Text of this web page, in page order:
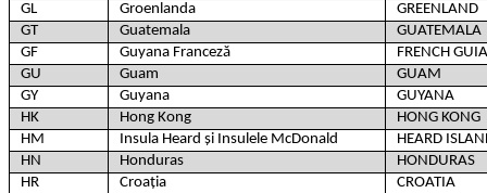
GL
Groenlanda
GREENLAND
GT
Guatemala
GUATEMALA
GF
Guyana Franceză
FRENCH
GU
Guam
GUAM
GY
Guyana
GUYANA
HK
Hong Kong
HONG KONG
HM
Insula Heard și Insulele McDonald
HEARD
HN
Honduras
HONDURAS
HR
Croația
CROATIA